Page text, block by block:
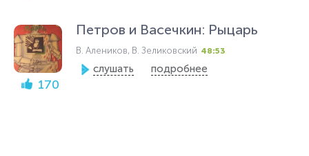
170
Петров и Васечкин: Рыцарь
В. Алеников, В. Зеликовский 48:53
слушать подробнее